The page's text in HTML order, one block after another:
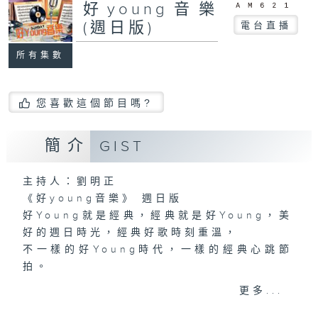
所有集數
好young音樂
(週日版)
電台直播
您喜歡這個節目嗎?
簡介 GIST
主持人：劉明正
《好young音樂》 週日版
好Young就是經典，經典就是好Young，美
好的週日時光，經典好歌時刻重溫，
不一樣的好Young時代，一樣的經典心跳節
拍。
更多...